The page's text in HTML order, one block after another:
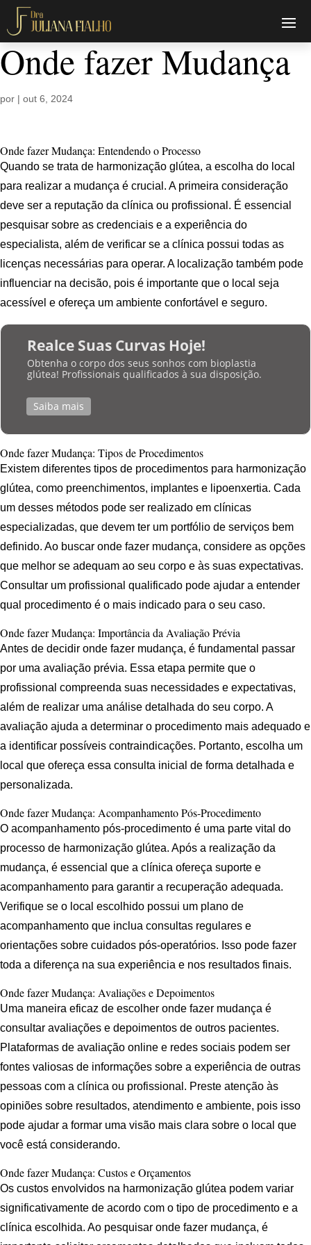
Onde fazer Mudança
por | out 6, 2024
Onde fazer Mudança: Entendendo o Processo
Quando se trata de harmonização glútea, a escolha do local
para realizar a mudança é crucial. A primeira consideração
deve ser a reputação da clínica ou profissional. É essencial
pesquisar sobre as credenciais e a experiência do
especialista, além de verificar se a clínica possui todas as
licenças necessárias para operar. A localização também pode
influenciar na decisão, pois é importante que o local seja
acessível e ofereça um ambiente confortável e seguro.
Realce Suas Curvas Hoje!
Obtenha o corpo dos seus sonhos com bioplastia
glútea! Profissionais qualificados à sua disposição.
Saiba mais
Onde fazer Mudança: Tipos de Procedimentos
Existem diferentes tipos de procedimentos para harmonização
glútea, como preenchimentos, implantes e lipoenxertia. Cada
um desses métodos pode ser realizado em clínicas
especializadas, que devem ter um portfólio de serviços bem
definido. Ao buscar onde fazer mudança, considere as opções
que melhor se adequam ao seu corpo e às suas expectativas.
Consultar um profissional qualificado pode ajudar a entender
qual procedimento é o mais indicado para o seu caso.
Onde fazer Mudança: Importância da Avaliação Prévia
Antes de decidir onde fazer mudança, é fundamental passar
por uma avaliação prévia. Essa etapa permite que o
profissional compreenda suas necessidades e expectativas,
além de realizar uma análise detalhada do seu corpo. A
avaliação ajuda a determinar o procedimento mais adequado e
a identificar possíveis contraindicações. Portanto, escolha um
local que ofereça essa consulta inicial de forma detalhada e
personalizada.
Onde fazer Mudança: Acompanhamento Pós-Procedimento
O acompanhamento pós-procedimento é uma parte vital do
processo de harmonização glútea. Após a realização da
mudança, é essencial que a clínica ofereça suporte e
acompanhamento para garantir a recuperação adequada.
Verifique se o local escolhido possui um plano de
acompanhamento que inclua consultas regulares e
orientações sobre cuidados pós-operatórios. Isso pode fazer
toda a diferença na sua experiência e nos resultados finais.
Onde fazer Mudança: Avaliações e Depoimentos
Uma maneira eficaz de escolher onde fazer mudança é
consultar avaliações e depoimentos de outros pacientes.
Plataformas de avaliação online e redes sociais podem ser
fontes valiosas de informações sobre a experiência de outras
pessoas com a clínica ou profissional. Preste atenção às
opiniões sobre resultados, atendimento e ambiente, pois isso
pode ajudar a formar uma visão mais clara sobre o local que
você está considerando.
Onde fazer Mudança: Custos e Orçamentos
Os custos envolvidos na harmonização glútea podem variar
significativamente de acordo com o tipo de procedimento e a
clínica escolhida. Ao pesquisar onde fazer mudança, é